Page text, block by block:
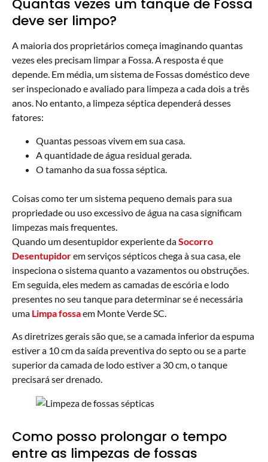
Quantas vezes um tanque de Fossa
deve ser limpo?
A maioria dos proprietários começa imaginando quantas
vezes eles precisam limpar a Fossa. A resposta é que
depende. Em média, um sistema de Fossas doméstico deve
ser inspecionado e avaliado para limpeza a cada dois a três
anos. No entanto, a limpeza séptica dependerá desses
fatores:
Quantas pessoas vivem em sua casa.
A quantidade de água residual gerada.
O tamanho da sua fossa séptica.
Coisas como ter um sistema pequeno demais para sua
propriedade ou uso excessivo de água na casa significam
limpezas mais frequentes.
Quando um desentupidor experiente daSocorro
Desentupidorem serviços sépticos chega à sua casa, ele
inspeciona o sistema quanto a vazamentos ou obstruções.
Em seguida, eles medem as camadas de escória e lodo
presentes no seu tanque para determinar se é necessária
uma Limpa fossaem Monte Verde SC.
As diretrizes gerais são que, se a camada inferior da espuma
estiver a 10 cm da saída preventiva do septo ou se a parte
superior da camada de lodo estiver a 30 cm, o tanque
precisará ser drenado.
Como posso prolongar o tempo
entre as limpezas de fossas